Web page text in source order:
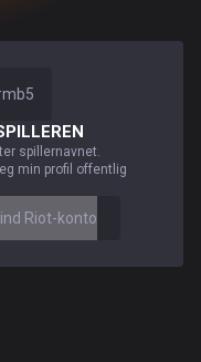
mb5
spillernavnet.
min profil offentlig
Riot-konto